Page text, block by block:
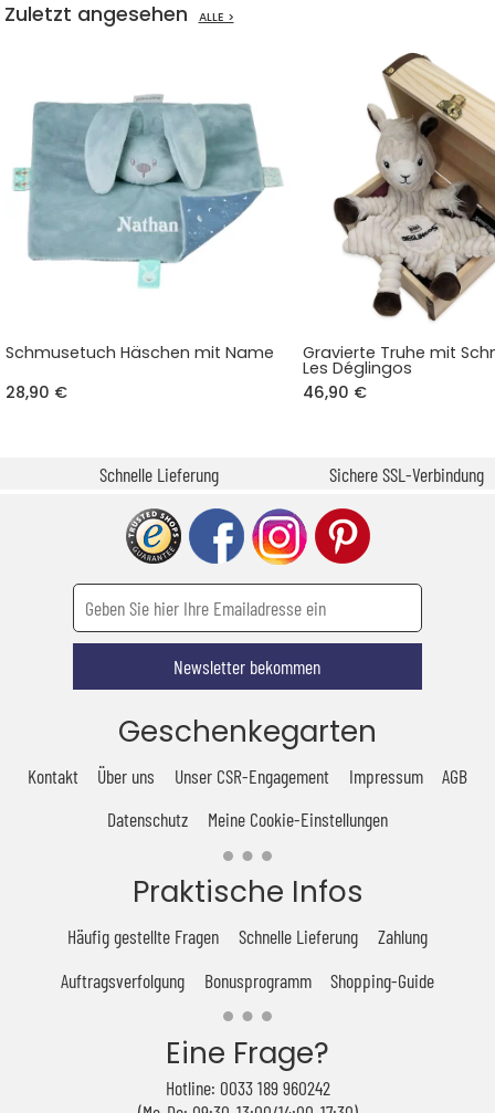
Zuletzt angesehen ALLE >
Schmusetuch Häschen mit Name
28,90 €
Gravierte Truhe mit
Les Déglingos
46,90 €
Schnelle Lieferung Sichere SSL-Verbindung
Newsletter bekommen
Geschenkegarten
Kontakt Über uns Unser CSR-Engagement Impressum
AGB
Datenschutz
Meine Cookie-Einstellungen
Praktische Infos
Häufig gestellte Fragen Schnelle Lieferung
Zahlung
Auftragsverfolgung
Bonusprogramm Shopping-Guide
Eine Frage?
Hotline: 0033 189 960242